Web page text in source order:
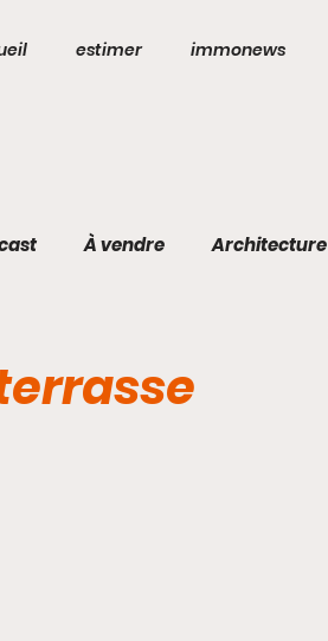
estimer immonews
À vendre Architecture